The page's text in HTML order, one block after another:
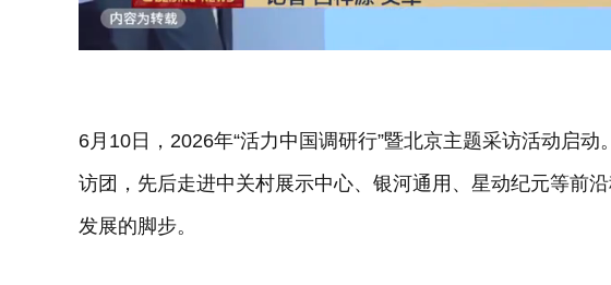
6月10日，2026年“活力中国调研行”暨北京主题采访活动启
访团，先后走进中关村展示中心、银河通用、星动纪元等前
发展的脚步。